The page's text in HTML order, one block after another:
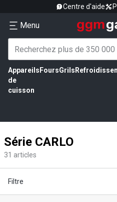
Centre d'aide
Menu
Appareils
de
cuisson
FoursGrils
Série CARLO
31 articles
Filtre